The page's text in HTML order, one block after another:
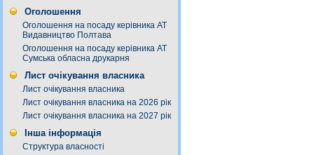
Оголошення
Оголошення на посаду керівника АТ
Видавництво Полтава
Оголошення на посаду керівника АТ
Сумська обласна друкарня
Лист очікування власника
Лист очікування власника
Лист очікування власника на 2026 рік
Лист очікування власника на 2027 рік
Інша інформація
Структура власності